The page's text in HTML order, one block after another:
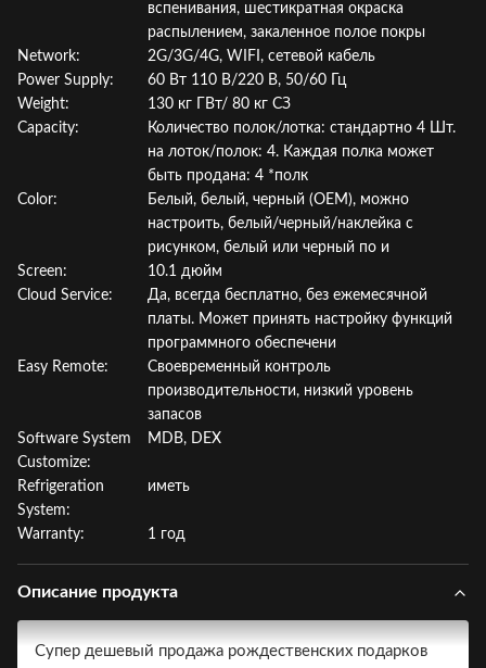
вспенивания, шестикратная окраска
распылением, закаленное полое покры
Network:
2G/3G/4G, WIFI, сетевой кабель
Power Supply:
60 Вт 110 В/220 В, 50/60 Гц
Weight:
130 кг ГВт/ 80 кг СЗ
Capacity:
Количество полок/лотка: стандартно 4 Шт.
на лоток/полок: 4. Каждая полка может
быть продана: 4 *полк
Color:
Белый, белый, черный (OEM), можно
настроить, белый/черный/наклейка с
рисунком, белый или черный по и
Screen:
10.1 дюйм
Cloud Service:
Да, всегда бесплатно, без ежемесячной
платы. Может принять настройку функций
программного обеспечени
Easy Remote:
Своевременный контроль
производительности, низкий уровень
запасов
Software System
Customize:
MDB, DEX
Refrigeration
System:
иметь
Warranty: 1 год
Описание продукта
Супер дешевый продажа рождественских подарков